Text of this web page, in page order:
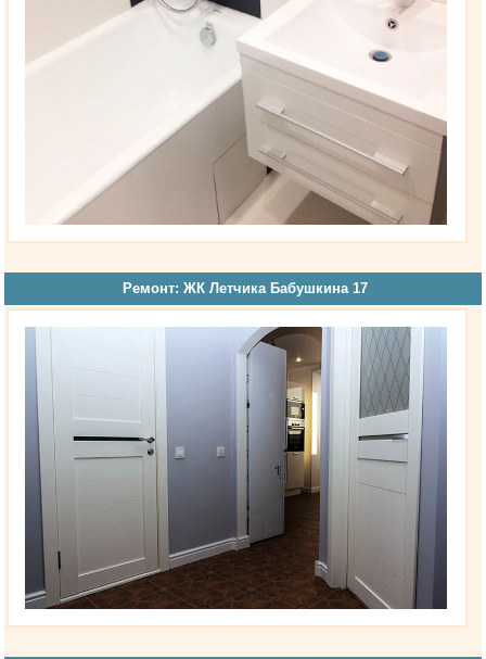
Ремонт: ЖК Летчика Бабушкина 17